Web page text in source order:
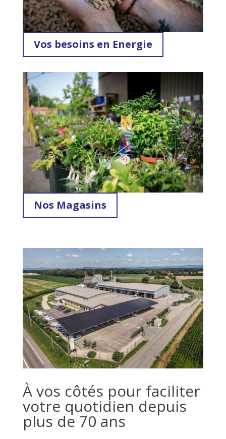
Vos besoins en Energie
Nos Magasins
À vos côtés pour faciliter
votre quotidien depuis
plus de 70 ans